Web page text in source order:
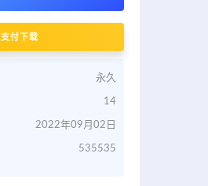
支付下载
永久
14
2022年09月02日
535535